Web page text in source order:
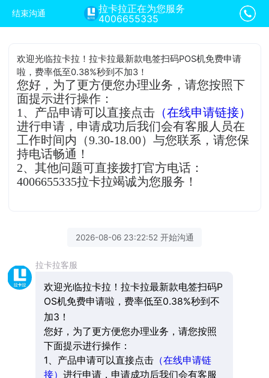
结束沟通
拉卡拉正在为您服务
4006655335
欢迎光临拉卡拉！拉卡拉最新款电签扫码POS机免费申请
啦，费率低至0.38%秒到不加3！
您好，为了更方便您办理业务，请您按照下
面提示进行操作：
1、产品申请可以直接点击 （在线申请链接）
进行申请，申请成功后我们会有客服人员在
工作时间内（9.30-18.00）与您联系，请您保
持电话畅通！
2、其他问题可直接拨打官方电话：
4006655335拉卡拉竭诚为您服务！
2026-08-06 23:22:52 开始沟通
拉卡拉客服
欢迎光临拉卡拉！拉卡拉最新款电签扫码P
OS机免费申请啦，费率低至0.38%秒到不
加3！
您好，为了更方便您办理业务，请您按照
下面提示进行操作：
1、产品申请可以直接点击（在线申请链
接） 进行申请，申请成功后我们会有客服